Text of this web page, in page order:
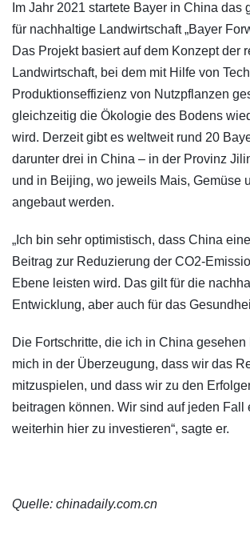
Im Jahr 2021 startete Bayer in China das
für nachhaltige Landwirtschaft „Bayer
Das Projekt basiert auf dem Konzept der
Landwirtschaft, bei dem mit Hilfe von
Produktionseffizienz von Nutzpflanzen
gleichzeitig die Ökologie des Bodens
wird. Derzeit gibt es weltweit rund 20
darunter drei in China – in der Provinz
und in Beijing, wo jeweils Mais, Gemüse
angebaut werden.
„Ich bin sehr optimistisch, dass China
Beitrag zur Reduzierung der CO2-
Ebene leisten wird. Das gilt für die
Entwicklung, aber auch für das
Die Fortschritte, die ich in China gesehen
mich in der Überzeugung, dass wir das
mitzuspielen, und dass wir zu den
beitragen können. Wir sind auf jeden Fall
weiterhin hier zu investieren“, sagte er.
Quelle: chinadaily.com.cn